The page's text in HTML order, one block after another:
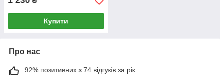
Купити
Про нас
92% позитивних з 74 відгуків за рік